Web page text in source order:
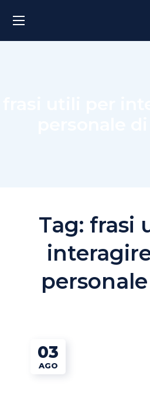
Tag: frasi
03
AGO